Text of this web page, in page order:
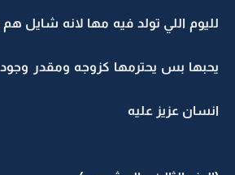
لليوم اللي تولد فيه مها لانه شايل
يحبها بس يحترمها كزوجه ومقدر
انسان عزيز عليه